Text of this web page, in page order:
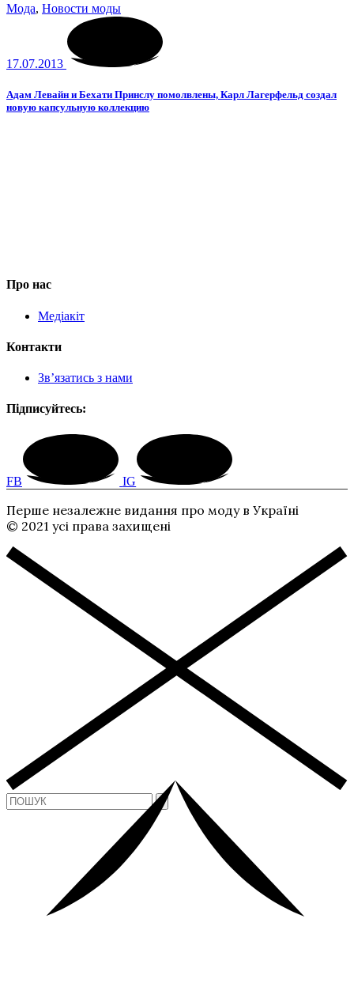
Мода, Новости моды
17.07.2013
Адам Левайн и Бехати Принслу помолвлены, Карл Лагерфельд создал
новую капсульную коллекцию
Про нас
Медіакіт
Контакти
Зв’язатись з нами
Підписуйтесь:
FB IG
Перше незалежне видання про моду в Україні
© 2021 усі права захищені